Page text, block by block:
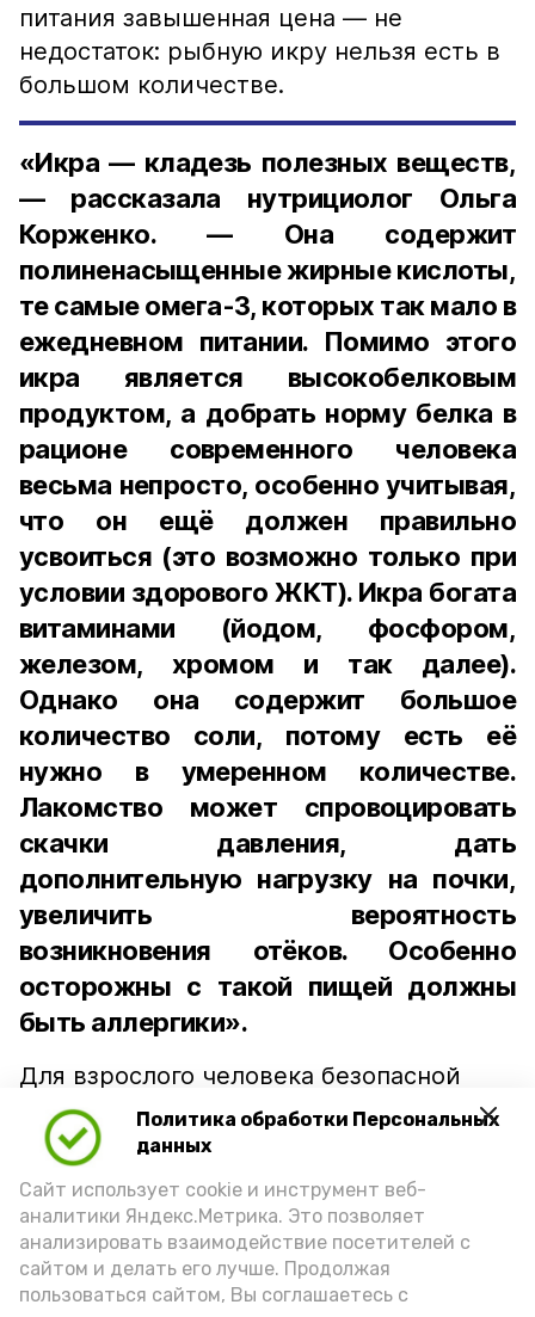
Политика обработки Персональных
данных
Сайт использует cookie и инструмент веб-
аналитики Яндекс.Метрика. Это позволяет
анализировать взаимодействие посетителей с
сайтом и делать его лучше. Продолжая
пользоваться сайтом, Вы соглашаетесь с
питания завышенная цена — не
недостаток: рыбную икру нельзя есть в
большом количестве.
«Икра — кладезь полезных веществ,
— рассказала нутрициолог Ольга
Корженко. — Она содержит
полиненасыщенные жирные кислоты,
те самые омега-3, которых так мало в
ежедневном питании. Помимо этого
икра является высокобелковым
продуктом, а добрать норму белка в
рационе современного человека
весьма непросто, особенно учитывая,
что он ещё должен правильно
усвоиться (это возможно только при
условии здорового ЖКТ). Икра богата
витаминами (йодом, фосфором,
железом, хромом и так далее).
Однако она содержит большое
количество соли, потому есть её
нужно в умеренном количестве.
Лакомство может спровоцировать
скачки давления, дать
дополнительную нагрузку на почки,
увеличить вероятность
возникновения отёков. Особенно
осторожны с такой пищей должны
быть аллергики».
Для взрослого человека безопасной
порцией икры считается 30-50 граммов
(2-3 ложки). При этом следует обратить
внимание на хлеб, с которым она
подаётся: лучше выбирать
цельнозерновой, с мукой грубого
помола. Есть икру следует в первой
половине дня. Кстати, полезнее для